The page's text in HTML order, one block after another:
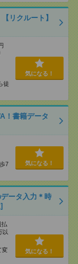
リクルート】
徒
気になる！
！書籍データ
7
気になる！
ータ入力＊時
以
変
気になる！